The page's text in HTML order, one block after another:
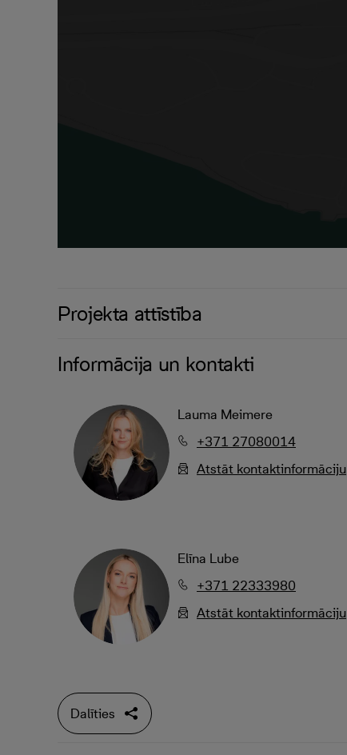
Projekta attīstība
Informācija un kontakti
Lauma Meimere
+371 27080014
Atstāt kontaktinformāciju
Elīna Lube
+371 22333980
Atstāt kontaktinformāciju
Dalīties